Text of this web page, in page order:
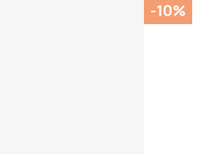
-10%